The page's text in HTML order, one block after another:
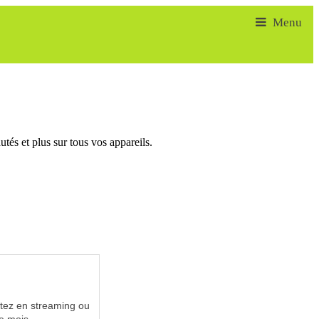
et plus sur tous vos appareils.
en streaming ou